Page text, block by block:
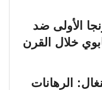
الأولى ضد
خلال القرن
الرهانات